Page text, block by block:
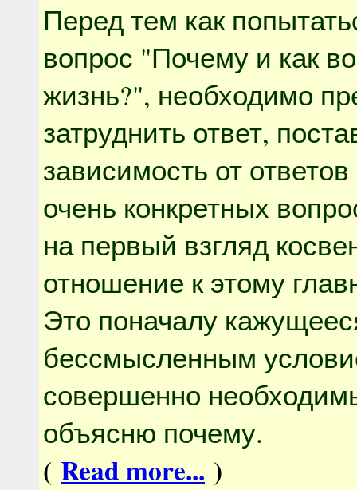
Перед тем как
вопрос "Почему и как
жизнь?", необходимо
затруднить ответ,
зависимость от
очень конкретных
на первый взгляд
отношение к этому
Это поначалу
бессмысленным
совершенно
объясню почему.
( Read more... )